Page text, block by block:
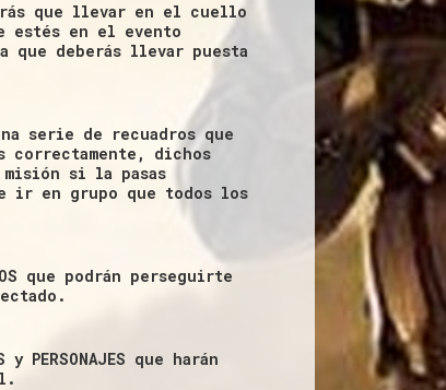
que llevar en el cuello
estés en el evento
deberás llevar puesta
serie de recuadros que
dichos
si la pasas
ir en grupo que todos los
que podrán perseguirte
que harán